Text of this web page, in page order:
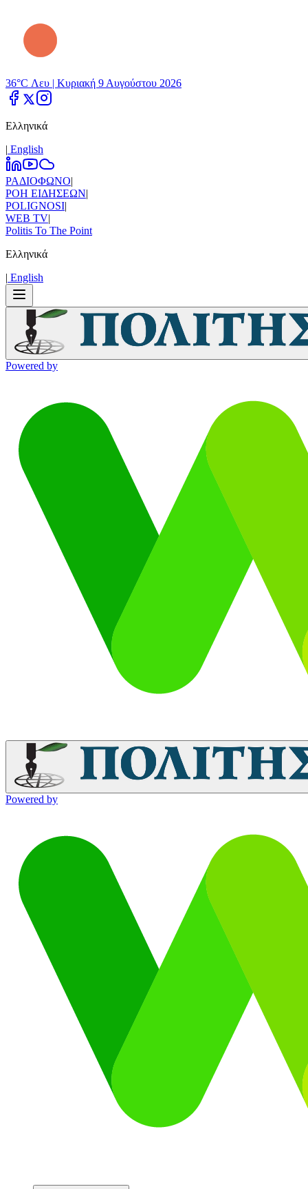
36°C Λευ | Κυριακή 9 Αυγούστου 2026
Ελληνικά
| Εnglish
ΡΑΔΙΟΦΩΝΟ|
ΡΟΗ ΕΙΔΗΣΕΩΝ|
POLIGNOSI|
WEB TV|
Politis To The Point
Ελληνικά
| Εnglish
Powered by
Powered by